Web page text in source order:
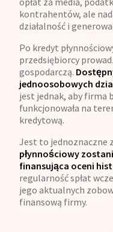
kontrahentów, ale
działalność i
Po kredyt
przedsiębiorcy
gospodarczą.
jednoosobowych
jest jednak, aby firma
funkcjonowała na
kredytową.
Jest to jednoznaczne
płynnościowy
finansująca oceni
regularność spłat
jego aktualnych
finansową firmy.